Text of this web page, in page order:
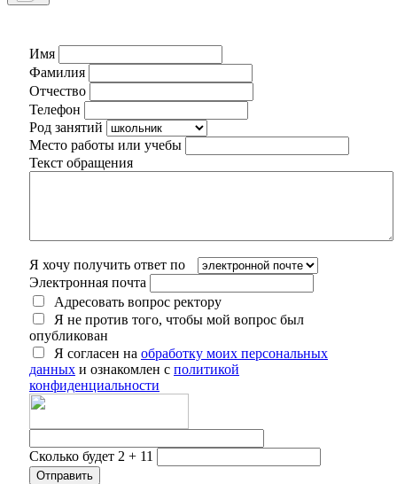
Имя
Фамилия
Отчество
Телефон
Род занятий
Место работы или учебы
Текст обращения
Я хочу получить ответ по
Электронная почта
Адресовать вопрос ректору
Я не против того, чтобы мой вопрос был
опубликован
Я согласен на обработку моих персональных
данных и ознакомлен с политикой
конфиденциальности
Сколько будет 2 + 11